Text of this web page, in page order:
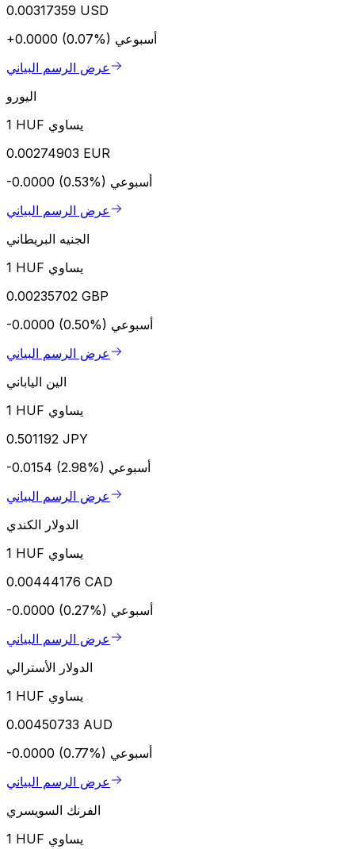
0.00317359 USD
+0.0000 (0.07%) أسبوعي
عرض الرسم البياني
اليورو
1 HUF يساوي
0.00274903 EUR
-0.0000 (0.53%) أسبوعي
عرض الرسم البياني
الجنيه البريطاني
1 HUF يساوي
0.00235702 GBP
-0.0000 (0.50%) أسبوعي
عرض الرسم البياني
الين الياباني
1 HUF يساوي
0.501192 JPY
-0.0154 (2.98%) أسبوعي
عرض الرسم البياني
الدولار الكندي
1 HUF يساوي
0.00444176 CAD
-0.0000 (0.27%) أسبوعي
عرض الرسم البياني
الدولار الأسترالي
1 HUF يساوي
0.00450733 AUD
-0.0000 (0.77%) أسبوعي
عرض الرسم البياني
الفرنك السويسري
1 HUF يساوي